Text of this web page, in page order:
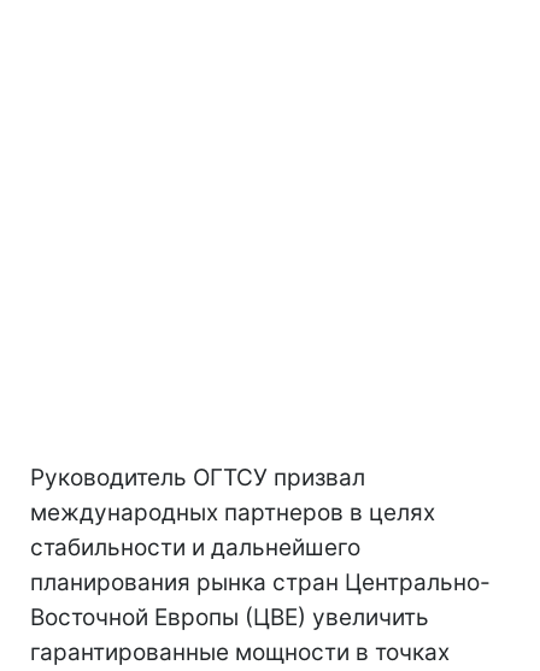
Руководитель ОГТСУ призвал
международных партнеров в целях
стабильности и дальнейшего
планирования рынка стран Центрально-
Восточной Европы (ЦВЕ) увеличить
гарантированные мощности в точках